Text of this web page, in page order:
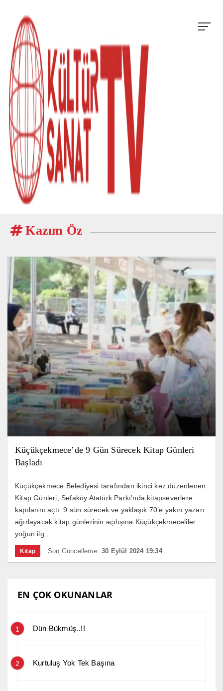
Kazım Öz
Küçükçekmece’de 9 Gün Sürecek Kitap Günleri
Başladı
Küçükçekmece Belediyesi tarafından ikinci kez düzenlenen
Kitap Günleri, Sefaköy Atatürk Parkı’nda kitapseverlere
kapılarını açtı. 9 sün sürecek ve yaklaşık 70’e yakın yazarı
ağırlayacak kitap günlerinin açılışına Küçükçekmeceliler
yoğun ilg...
Kitap Son Güncelleme: 30 Eylül 2024 19:34
EN ÇOK OKUNANLAR
1 Dün Bükmüş..!!
2 Kurtuluş Yok Tek Başına